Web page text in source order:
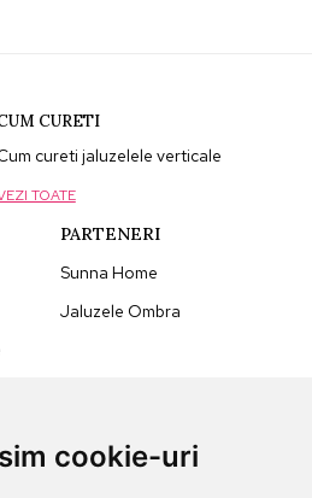
cookie-uri
CURETI
cureti jaluzelele verticale
TOATE
PARTENERI
Sunna Home
Jaluzele Ombra